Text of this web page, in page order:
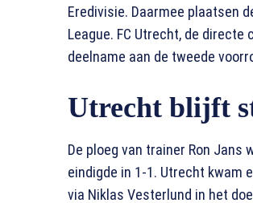
Eredivisie. Daarmee plaatsen
League. FC Utrecht, de
deelname aan de tweede
Utrecht blijft
De ploeg van trainer Ron Jans
eindigde in 1-1. Utrecht kwam
via Niklas Vesterlund in het